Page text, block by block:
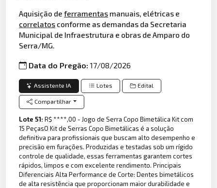
Aquisição deferramentas manuais, elétricas e
correlatos conforme as demandas da Secretaria
Municipal de Infraestrutura e obras de Amparo do
Serra/MG.
Data do Pregão:17/08/2026
Assistente IA Lotes Edital
Compartilhar
Lote 51:R$ ****,00 - Jogo de Serra Copo Bimetálica Kit com
15 PeçasO Kit de Serras Copo Bimetálicas é a solução
definitiva para profissionais que buscam alto desempenho e
precisão em furações. Produzidas e testadas sob um rígido
controle de qualidade, essas ferramentas garantem cortes
rápidos, limpos e com excelente rendimento. Principais
Diferenciais Alta Performance de Corte: Dentes bimetálicos
de alta resistência que proporcionam maior durabilidade e